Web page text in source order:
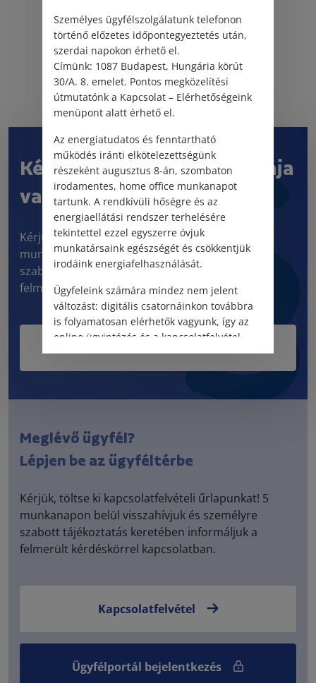
Kérdése vagy jogi problémája
van?
Kérjük, töltse ki kapcsolatfelvételi űrlapunkat! 5
munkanapon belül visszahívjuk és személyre
szabott tájékoztatás keretében informáljuk a
felmerült kérdéskörrel kapcsolatban.
Meglévő ügyfél?
Lépjen be az ügyféltérbe
Kérjük, töltse ki kapcsolatfelvételi űrlapunkat! 5
munkanapon belül visszahívjuk és személyre
szabott tájékoztatás keretében informáljuk a
felmerült kérdéskörrel kapcsolatban.
Kapcsolatfelvétel
Ügyfélportál bejelentkezés
Személyes ügyfélszolgálatunk telefonon
történő előzetes időpontegyeztetés után,
szerdai napokon érhető el.
Címünk: 1087 Budapest, Hungária körút
30/A. 8. emelet. Pontos megközelítési
útmutatónk a Kapcsolat – Elérhetőségeink
menüpont alatt érhető el.
Az energiatudatos és fenntartható
működés iránti elkötelezettségünk
részeként augusztus 8-án, szombaton
irodamentes, home office munkanapot
tartunk. A rendkívüli hőségre és az
energiaellátási rendszer terhelésére
tekintettel ezzel egyszerre óvjuk
munkatársaink egészségét és csökkentjük
irodáink energiafelhasználását.
Ügyfeleink számára mindez nem jelent
változást: digitális csatornáinkon továbbra
is folyamatosan elérhetők vagyunk, így az
online ügyintézés és a kapcsolatfelvétel
változatlanul biztosított.